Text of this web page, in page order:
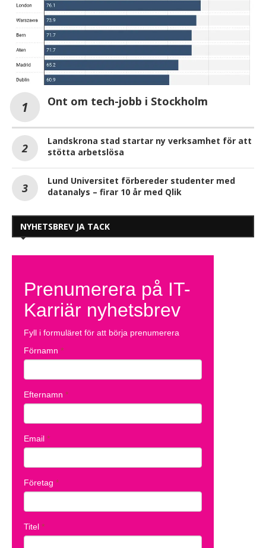
Ont om tech-jobb i Stockholm
Landskrona stad startar ny verksamhet för att
stötta arbetslösa
Lund Universitet förbereder studenter med
datanalys – firar 10 år med Qlik
NYHETSBREV JA TACK